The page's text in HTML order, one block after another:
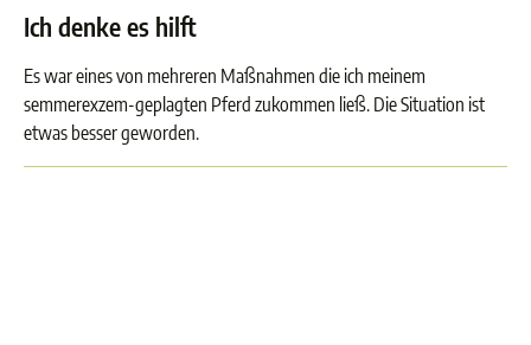
Ich denke es hilft
Es war eines von mehreren Maßnahmen die ich meinem
semmerexzem-geplagten Pferd zukommen ließ. Die Situation ist
etwas besser geworden.